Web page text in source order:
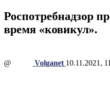
Роспотребнадзор
время «ковикул».
@ Volganet 10.11.2021,